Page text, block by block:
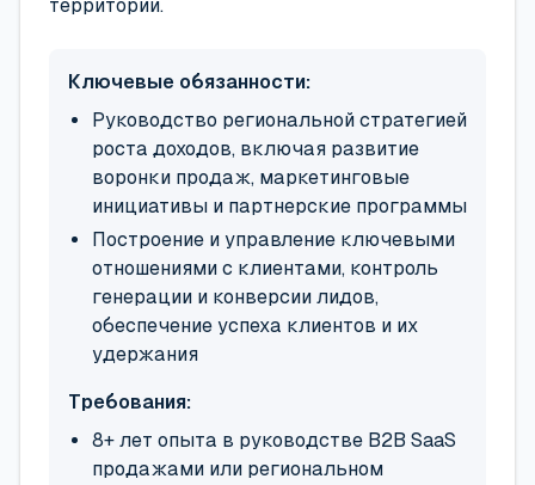
территории.
Ключевые обязанности:
Руководство региональной стратегией
роста доходов, включая развитие
воронки продаж, маркетинговые
инициативы и партнерские программы
Построение и управление ключевыми
отношениями с клиентами, контроль
генерации и конверсии лидов,
обеспечение успеха клиентов и их
удержания
Требования:
8+ лет опыта в руководстве B2B SaaS
продажами или региональном